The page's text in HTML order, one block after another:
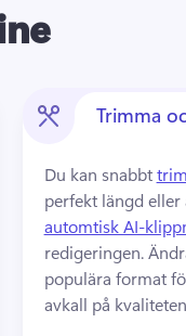
Trimma
Du kan snabbt
perfekt längd
automtisk AI-
redigeringen.
populära format
avkall på